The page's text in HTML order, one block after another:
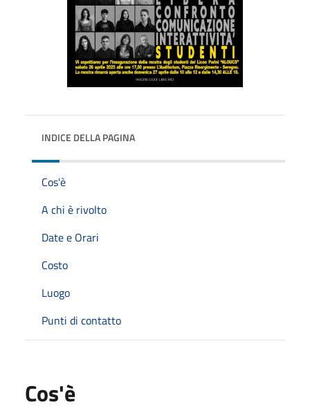
INDICE DELLA PAGINA
Cos'è
A chi è rivolto
Date e Orari
Costo
Luogo
Punti di contatto
Cos'è